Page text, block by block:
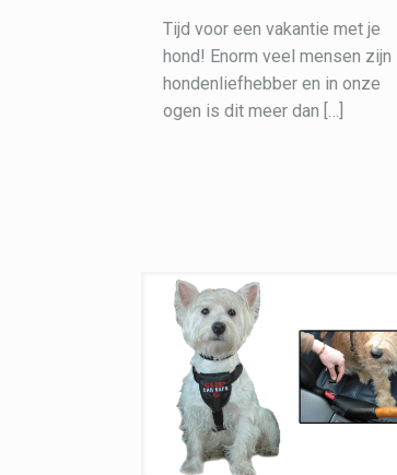
Tijd voor een vakantie met je
hond! Enorm veel mensen zijn
hondenliefhebber en in onze
ogen is dit meer dan […]